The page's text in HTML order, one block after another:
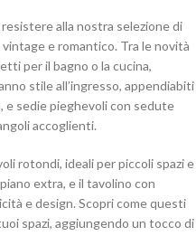
alla nostra selezione di
e romantico. Tra le novità
per il bagno o la cucina,
stile all’ingresso, appendiabiti
e sedie pieghevoli con sedute
accoglienti.
rotondi, ideali per piccoli spazi e
extra, e il tavolino con
e design. Scopri come questi
spazi, aggiungendo un tocco di